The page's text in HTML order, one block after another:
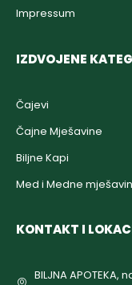
Impressum
IZDVOJENE
Čajevi
Čajne Mješavine
Biljne Kapi
Med i Medne
KONTAKT I
BILJNA